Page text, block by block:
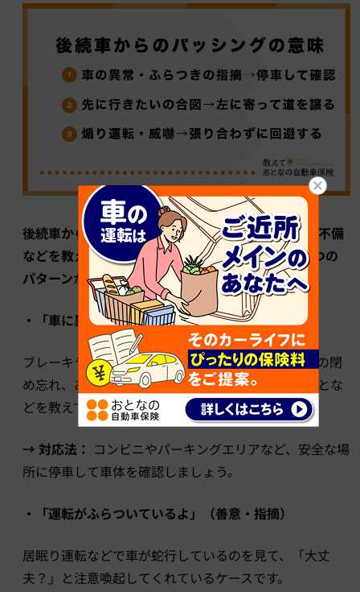
後続車からのパッシングには、大きく分けて「車の不備
などを教える善意」と「道を譲れという煽り」の2つの
パターンが考えられます。
・「車に異常があるよ」（善意・指摘）
ブレーキランプの故障、トランクや半ドア、給油口の閉
め忘れ、あるいは積み荷が落ちそうになっていることな
どを教えてくれているケースです。
→ 対応法： コンビニやパーキングエリアなど、安全な場
所に停車して車体を確認しましょう。
・「運転がふらついているよ」（善意・指摘）
居眠り運転などで車が蛇行しているのを見て、「大丈
夫？」と注意喚起してくれているケースです。